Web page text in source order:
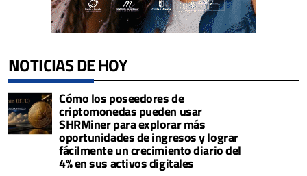
NOTICIAS DE HOY
Cómo los poseedores de
criptomonedas pueden usar
SHRMiner para explorar más
oportunidades de ingresos y lograr
fácilmente un crecimiento diario del
4% en sus activos digitales